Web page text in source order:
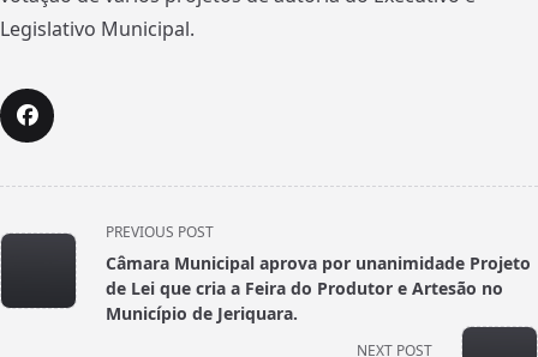
Legislativo Municipal.
<span
class="nav-
subtitle
screen-
PREVIOUS POST
Câmara Municipal aprova por unanimidade Projeto
de Lei que cria a Feira do Produtor e Artesão no
Município de Jeriquara.
NEXT POST